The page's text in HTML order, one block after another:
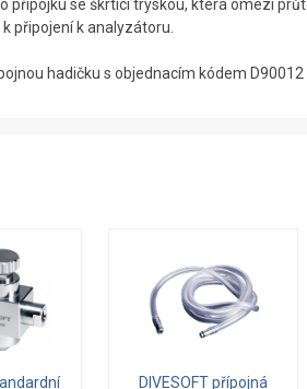
přípojku se škrticí tryskou, která omezí
připojení k analyzátoru.
hadičku s objednacím kódem D90012
DIVESOFT přípojná